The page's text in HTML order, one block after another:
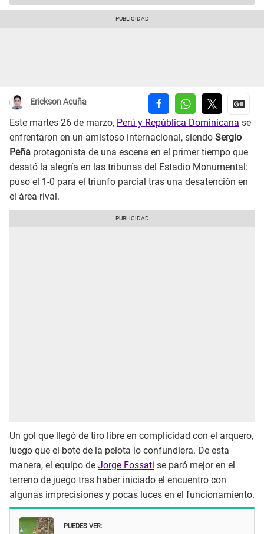
Erickson Acuña
Este martes 26 de marzo, Perú y República Dominicana se
enfrentaron en un amistoso internacional, siendo Sergio
Peña protagonista de una escena en el primer tiempo que
desató la alegría en las tribunas del Estadio Monumental:
puso el 1-0 para el triunfo parcial tras una desatención en
el área rival.
Un gol que llegó de tiro libre en complicidad con el arquero,
luego que el bote de la pelota lo confundiera. De esta
manera, el equipo de Jorge Fossati se paró mejor en el
terreno de juego tras haber iniciado el encuentro con
algunas imprecisiones y pocas luces en el funcionamiento.
PUEDES VER: